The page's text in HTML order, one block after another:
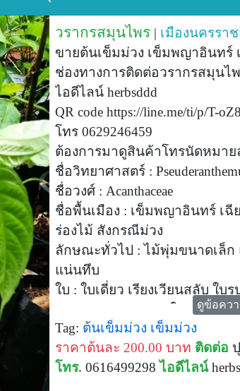
วรากรสมุนไพร | เมืองนครรา
ขายต้นเข็มม่วง เข็มพญาอินทร์
ช่องทางการติดต่อวรากรสมุนไ
ไอดีไลน์ herbsddd
QR code https://line.me/ti/p/T-
โทร 0629246459
ต้องการมาดูสินค้าโทรนัดหมาย
ชื่อวิทยาศาสตร์ :
ชื่อวงศ์ : Acanthaceae
ชื่อพื้นเมือง : เข็มพญาอินทร์ เฉี
ร่องไม้ สังกรณีม่วง
ลักษณะทั่วไป : ไม้พุ่มขนาดเล็ก
แน่นทึบ
ใบ : ใบเดี่ยว เรียงเวียนสลับ ใบ
15 เซนติเมตร ปลายใบแหลม
แผ่นใบสีเขียวสดเป็นมัน เส้นใบสี
ดอก : สีฟ้าอมม่วงหรือม่วง ออก
ประดับสีเขียวเข้ม โคนกลีบดอก
ดูข้อคว
Tag: ต้นเข็มม่วง เข็มม่วง
ราคาต้นละ 200.00 บาท ติดต่อ
โทร. 0616499298 ไอดีไลน์